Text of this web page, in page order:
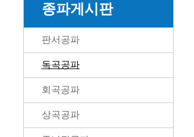
종파게시판
판서공파
독곡공파
회곡공파
상곡공파